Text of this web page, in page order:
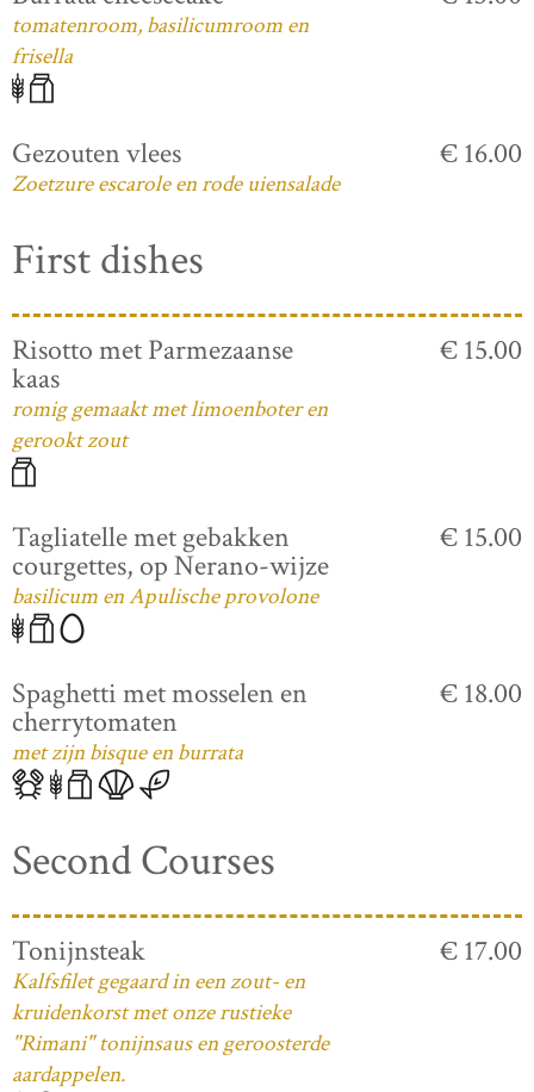
tomatenroom, basilicumroom en
frisella
Gezouten vlees
Zoetzure escarole en rode uiensalade
€ 16.00
First dishes
Risotto met Parmezaanse
kaas
romig gemaakt met limoenboter en
gerookt zout
€ 15.00
Tagliatelle met gebakken
courgettes, op Nerano-wijze
basilicum en Apulische provolone
€ 15.00
Spaghetti met mosselen en
cherrytomaten
met zijn bisque en burrata
€ 18.00
Second Courses
Tonijnsteak
Kalfsfilet gegaard in een zout- en
kruidenkorst met onze rustieke
"Rimani" tonijnsaus en geroosterde
aardappelen.
€ 17.00